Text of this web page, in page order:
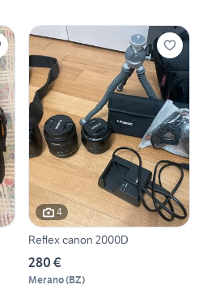
4
Reflex canon 2000D
280 €
Merano(BZ)